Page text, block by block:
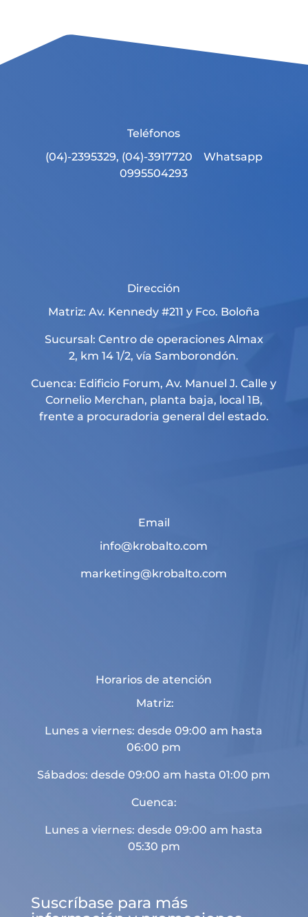
Teléfonos
(04)-2395329, (04)-3917720 Whatsapp
0995504293
Dirección
Matriz: Av. Kennedy #211 y Fco. Boloña
Sucursal: Centro de operaciones Almax
2, km 14 1/2, vía Samborondón.
Cuenca: Edificio Forum, Av. Manuel J. Calle y
Cornelio Merchan, planta baja, local 1B,
frente a procuradoria general del estado.
Email
info@krobalto.com
marketing@krobalto.com
Horarios de atención
Matriz:
Lunes a viernes: desde 09:00 am hasta
06:00 pm
Sábados: desde 09:00 am hasta 01:00 pm
Cuenca:
Lunes a viernes: desde 09:00 am hasta
05:30 pm
Suscríbase para más